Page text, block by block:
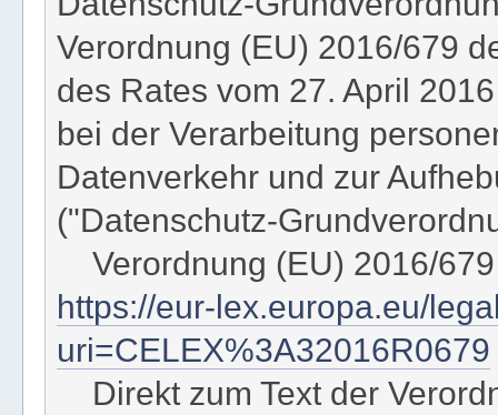
Verordnung (EU) 2016/679
des Rates vom 27. April
bei der Verarbeitung
Datenverkehr und zur
("Datenschutz-
Verordnung (EU) 2016/
https://eur-lex.europa.eu/
uri=CELEX%3A32016R0679
Direkt zum Text der